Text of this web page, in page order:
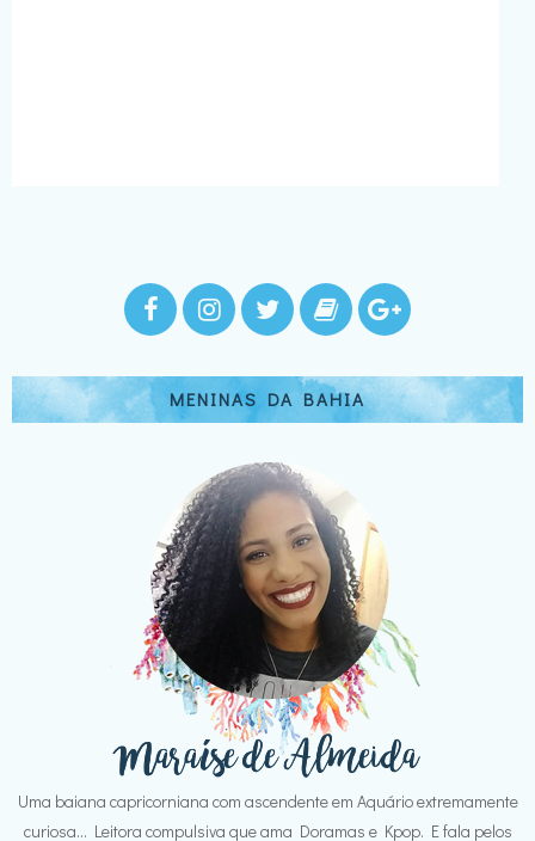
MENINAS DA BAHIA
Uma baiana capricorniana com ascendente em Aquário extremamente
curiosa... Leitora compulsiva que ama Doramas e Kpop. E fala pelos